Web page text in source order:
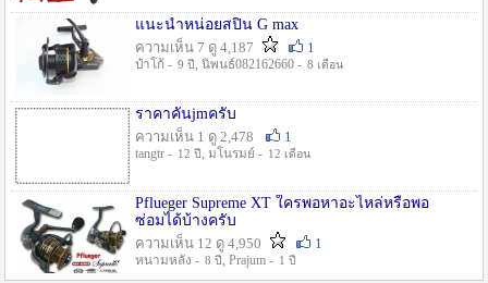
แนะนำหน่อยสปิน G max
ความเห็น 7 ดู 4,187
1
ป๋าโก้ - 9 ปี , นิพนธ์082162660 - 8 เดือน
ราคาคันjmครับ
ความเห็น 1 ดู 2,478
1
tangtr - 12 ปี , มโนรมย์ - 12 เดือน
Pflueger Supreme XT ใครพอหาอะไหล่หรือพอ
ซ่อมได้บ้างครับ
ความเห็น 12 ดู 4,950
1
หนามหลัง - 8 ปี , Prajum - 1 ปี